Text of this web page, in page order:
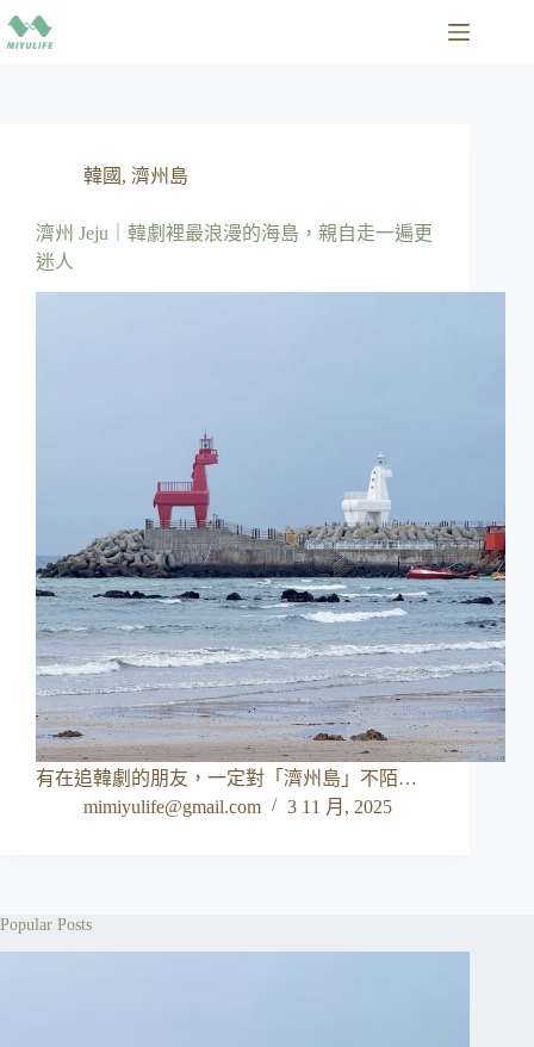
跳
至
韓國 , 濟州島
濟州 Jeju｜韓劇裡最浪漫的海島，親自走一遍更
迷人
有在追韓劇的朋友，一定對「濟州島」不陌…
mimiyulife@gmail.com
3 11 月, 2025
Popular Posts